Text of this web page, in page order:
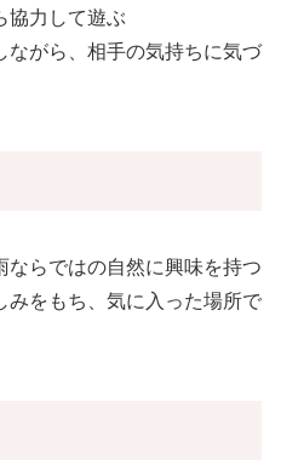
協力して遊ぶ
ながら、相手の気持ちに気づ
ならではの自然に興味を持つ
みをもち、気に入った場所で